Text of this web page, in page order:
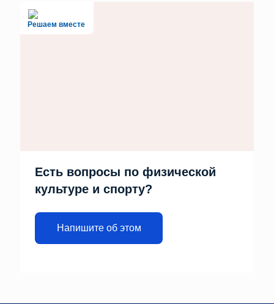
Решаем вместе
Есть вопросы по физической
культуре и спорту?
Напишите об этом